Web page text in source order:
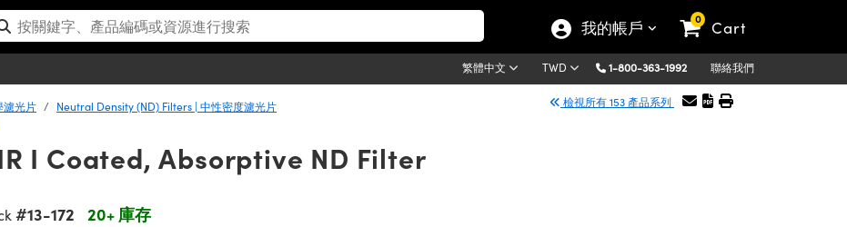
我的帳戶 0 Cart
繁體中文 TWD 1-800-363-1992 聯絡我們
濾光片
Neutral Density (ND) Filters | 中性密度濾光片
檢視所有 153 產品系列
I Coated, Absorptive ND Filter
#13-172 20+ 庫存